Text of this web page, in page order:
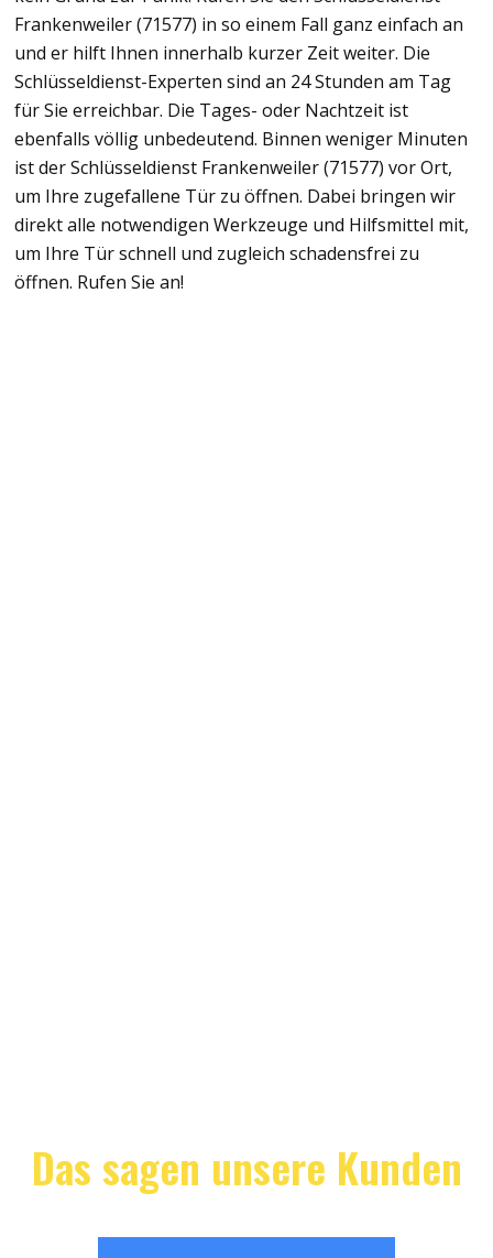
Frankenweiler (71577) in so einem Fall ganz einfach an
und er hilft Ihnen innerhalb kurzer Zeit weiter. Die
Schlüsseldienst-Experten sind an 24 Stunden am Tag
für Sie erreichbar. Die Tages- oder Nachtzeit ist
ebenfalls völlig unbedeutend. Binnen weniger Minuten
ist der Schlüsseldienst Frankenweiler (71577) vor Ort,
um Ihre zugefallene Tür zu öffnen. Dabei bringen wir
direkt alle notwendigen Werkzeuge und Hilfsmittel mit,
um Ihre Tür schnell und zugleich schadensfrei zu
öffnen. Rufen Sie an!
Das sagen unsere Kunden